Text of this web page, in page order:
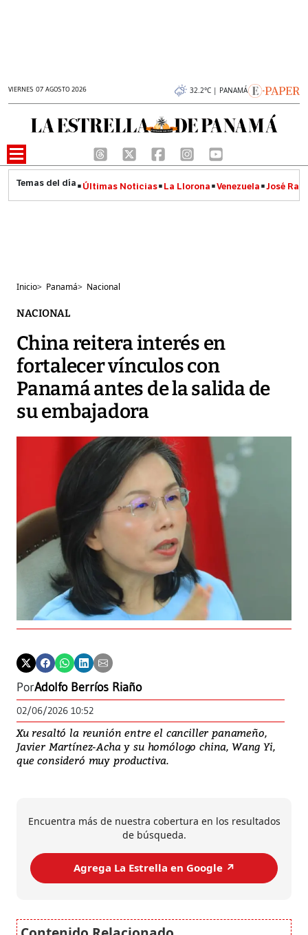
VIERNES 07 AGOSTO 2026 32.2°C | PANAMÁ
Últimas Noticias La Llorona Venezuela José
Inicio> Panamá> Nacional
NACIONAL
China reitera interés en
fortalecer vínculos con
Panamá antes de la salida de
su embajadora
PorAdolfo Berríos Riaño
02/06/2026 10:52
Xu resaltó la reunión entre el canciller panameño,
Javier Martínez-Acha y su homólogo china, Wang Yi,
que consideró muy productiva.
Encuentra más de nuestra cobertura en los resultados
de búsqueda.
Agrega La Estrella en Google ↗️